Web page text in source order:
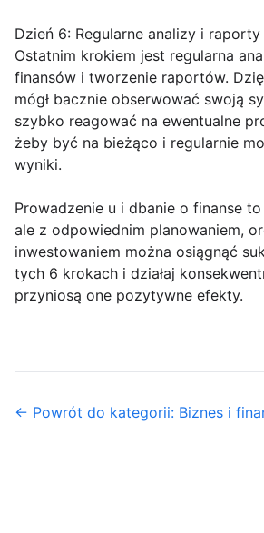
Dzień 6: Regularne analizy i raporty
Ostatnim krokiem jest regularna
finansów i tworzenie raportów.
mógł bacznie obserwować swoją
szybko reagować na ewentualne
żeby być na bieżąco i regularnie
wyniki.
Prowadzenie u i dbanie o finanse to
ale z odpowiednim planowaniem,
inwestowaniem można osiągnąć
tych 6 krokach i działaj
przyniosą one pozytywne efekty.
← Powrót do kategorii: Biznes i